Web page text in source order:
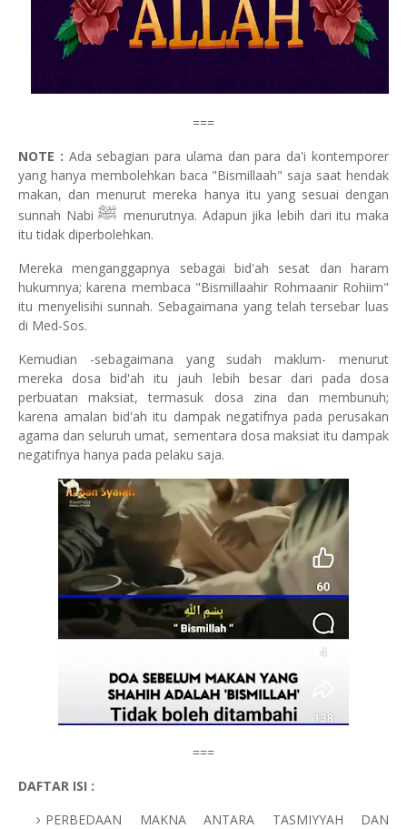
===
NOTE : Ada sebagian para ulama dan para da'i kontemporer
yang hanya membolehkan baca "Bismillaah" saja saat hendak
makan, dan menurut mereka hanya itu yang sesuai dengan
sunnah Nabi
ﷺmenurutnya. Adapun jika lebih dari itu maka
itu tidak diperbolehkan.
Mereka menganggapnya sebagai bid'ah sesat dan haram
hukumnya; karena membaca "Bismillaahir Rohmaanir Rohiim"
itu menyelisihi sunnah. Sebagaimana yang telah tersebar luas
di Med-Sos.
Kemudian -sebagaimana yang sudah maklum- menurut
mereka dosa bid'ah itu jauh lebih besar dari pada dosa
perbuatan maksiat, termasuk dosa zina dan membunuh;
karena amalan bid'ah itu dampak negatifnya pada perusakan
agama dan seluruh umat, sementara dosa maksiat itu dampak
negatifnya hanya pada pelaku saja.
===
DAFTAR ISI :
PERBEDAAN MAKNA ANTARA TASMIYYAH DAN